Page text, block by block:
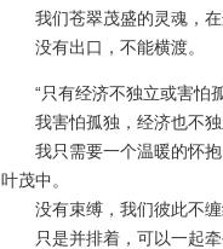
我们苍翠茂盛的灵魂，在
没有出口，不能横渡。
“只有经济不独立或害怕孤
我害怕孤独，经济也不独
我只需要一个温暖的怀抱
叶茂中。
没有束缚，我们彼此不缠
只是并排着，可以一起牵